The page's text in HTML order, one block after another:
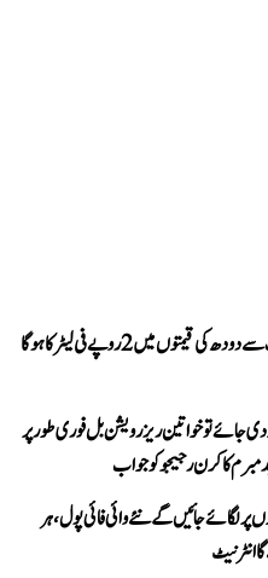
مہاراشٹر میں 11 اگست سے دودھ کی قیمتوں میں 2 روپے فی لیٹر کا ہوگا
جائے تو خواتین ریزرویشن بل فوری طور پر
کا کرن رجیجو کو جواب
لگائے جائیں گے نئے وائی فائی پول، ہر